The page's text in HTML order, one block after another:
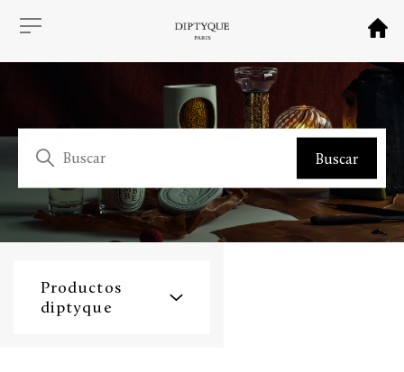
Productos
diptyque